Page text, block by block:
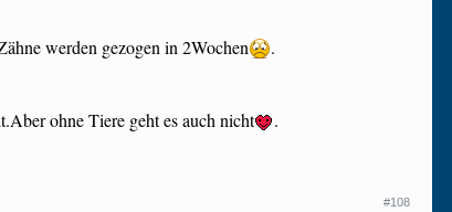
werden gezogen in 2Wochen
.
ohne Tiere geht es auch nicht
.
#108